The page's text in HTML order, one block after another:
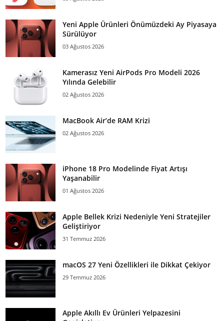
Yeni Apple Ürünleri Önümüzdeki Ay Piyasaya
Sürülüyor
03 Ağustos 2026
Kamerasız Yeni AirPods Pro Modeli 2026
Yılında Gelebilir
02 Ağustos 2026
MacBook Air’de RAM Krizi
02 Ağustos 2026
iPhone 18 Pro Modelinde Fiyat Artışı
Yaşanabilir
01 Ağustos 2026
Apple Bellek Krizi Nedeniyle Yeni Stratejiler
Geliştiriyor
31 Temmuz 2026
macOS 27 Yeni Özellikleri ile Dikkat Çekiyor
29 Temmuz 2026
Apple Akıllı Ev Ürünleri Yelpazesini